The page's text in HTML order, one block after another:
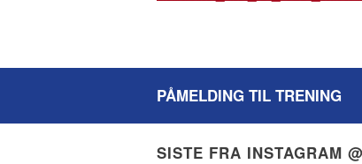
PÅMELDING TIL TRENING
SISTE FRA INSTAGRAM